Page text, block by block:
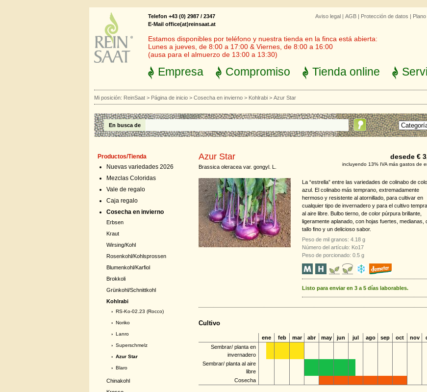
Aviso legal | AGB | Protección de datos |
Telefon +43 (0) 2987 / 2347
E-Mail office(at)reinsaat.at
Estamos disponibles por teléfono y nuestra tienda en la finca está abierta:
Lunes a jueves, de 8:00 a 17:00 & Viernes, de 8:00 a 16:00
(ausa para el almuerzo de 13:00 a 13:30)
Empresa Compromiso Tienda online
Mi posición: ReinSaat > Página de inicio > Cosecha en invierno > Kohlrabi > Azur Star
En busca de
Productos/Tienda
Nuevas variedades 2026
Mezclas Coloridas
Vale de regalo
Caja regalo
Cosecha en invierno
Erbsen
Kraut
Wirsing/Kohl
Rosenkohl/Kohlsprossen
Blumenkohl/Karfiol
Brokkoli
Grünkohl/Schnittkohl
Kohlrabi
› RS-Ko-02.23 (Rocco)
› Noriko
› Lanro
› Superschmelz
› Azur Star
› Blaro
Chinakohl
Azur Star
Brassica oleracea var. gongyl. L.
desede €
incluyendo 13% IVA más gastos de
La “estrella” entre las variedades de colinabo de
azul. El colinabo más temprano, extremadamente
hermoso y resistente al atornillado, para cultivar en
cualquier tipo de invernadero y para el cultivo
al aire libre. Bulbo tierno, de color púrpura brillante,
ligeramente aplanado, con hojas fuertes, medianas,
tallo fino y un delicioso sabor.
Peso de mil granos: 4.18 g
Número del artículo: Ko17
Peso de porcionado: 0.5 g
Listo para enviar en 3 a 5 días laborables.
Cultivo
ene feb mar abr may jun jul ago sep oct nov
Sembrar/ planta en
invernadero
Sembrar/ planta al aire
libre
Cosecha